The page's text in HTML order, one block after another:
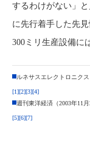
するわけがない」
に先行着手した先
300ミリ生産設備に
ルネサスエレクトロニク
[1][2][3][4]
週刊東洋経済（2003年11月
[5][6][7]